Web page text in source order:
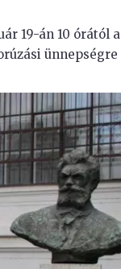
19-án 10 órától a